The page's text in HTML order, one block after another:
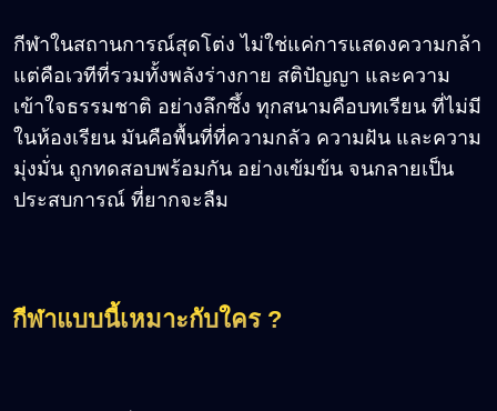
กีฬาในสถานการณ์สุดโต่ง ไม่ใช่แค่การแสดงความกล้า
แต่คือเวทีที่รวมทั้งพลังร่างกาย สติปัญญา และความ
เข้าใจธรรมชาติ อย่างลึกซึ้ง ทุกสนามคือบทเรียน ที่ไม่มี
ในห้องเรียน มันคือพื้นที่ที่ความกลัว ความฝัน และความ
มุ่งมั่น ถูกทดสอบพร้อมกัน อย่างเข้มข้น จนกลายเป็น
ประสบการณ์ ที่ยากจะลืม
กีฬาแบบนี้เหมาะกับใคร ?